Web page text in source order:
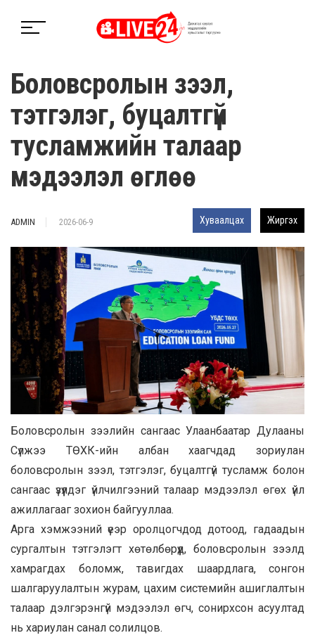
Боловсролын зээл,
тэтгэлэг, буцалтгүй
тусламжийн талаар
мэдээлэл өглөө
ADMIN 2026-06-9 Хуваалцах Жиргэх
Боловсролын зээлийн сангаас Улаанбаатар Дулааны
Сүлжээ ТӨХК-ийн албан хаагчдад зориулан
боловсролын зээл, тэтгэлэг, буцалтгүй тусламж болон
сангаас үзүүлдэг үйлчилгээний талаар мэдээлэл өгөх үйл
ажиллагааг зохион байгууллаа.
Арга хэмжээний үеэр оролцогчдод дотоод, гадаадын
сургалтын тэтгэлэгт хөтөлбөрүүд, боловсролын зээлд
хамрагдах боломж, тавигдах шаардлага, сонгон
шалгаруулалтын журам, цахим системийн ашиглалтын
талаар дэлгэрэнгүй мэдээлэл өгч, сонирхсон асуултад
нь хариулан санал солилцов.